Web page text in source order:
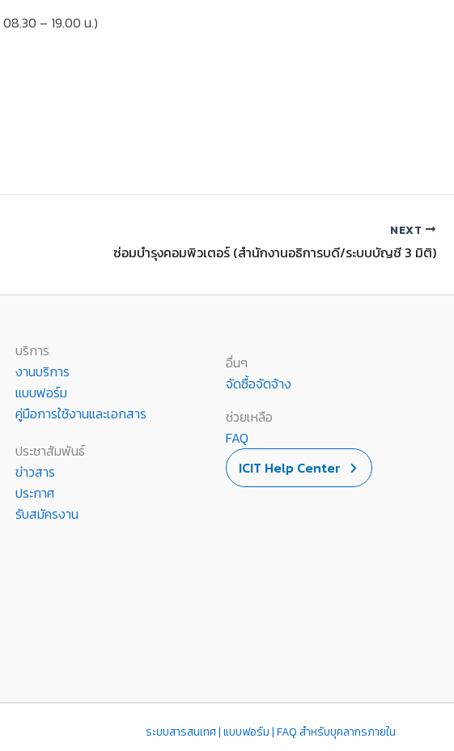
– 19.00 น.)
NEXT
ซ่อมบำรุงคอมพิวเตอร์ (สำนักงานอธิการบดี/ระบบบัญชี 3 มิติ)
บริการ
งานบริการ
แบบฟอร์ม
คู่มือการใช้งานและเอกสาร
ประชาสัมพันธ์
ข่าวสาร
ประกาศ
รับสมัครงาน
อื่นๆ
จัดซื้อจัดจ้าง
ช่วยเหลือ
FAQ
ICIT Help Center
ระบบสารสนเทศ | แบบฟอร์ม | FAQ สำหรับบุคลากรภายใน